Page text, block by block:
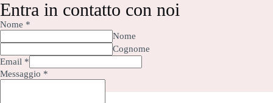
Entra in contatto con noi
Nome *
Nome
Cognome
Email *
Messaggio *